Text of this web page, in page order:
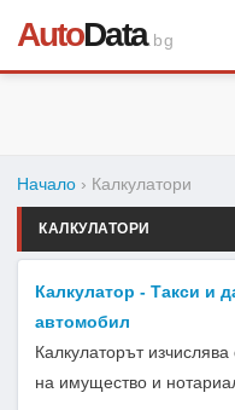
AutoData.bg
Начало › Калкулатори
КАЛКУЛАТОРИ
Калкулатор - Такси и
автомобил
Калкулаторът
на имущество и